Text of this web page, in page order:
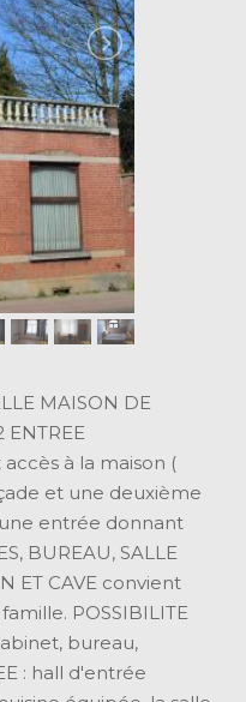
MAISON DE
ENTREE
à la maison (
et une deuxième
entrée donnant
BUREAU, SALLE
ET CAVE convient
POSSIBILITE
bureau,
: hall d'entrée